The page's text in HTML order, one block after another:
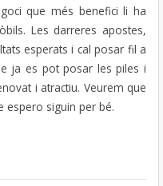
que més benefici li ha
Les darreres apostes,
esperats i cal posar fil a
ja es pot posar les piles i
i atractiu. Veurem que
espero siguin per bé.